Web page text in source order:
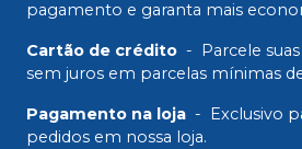
pagamento e garanta mais
Cartão de crédito - Parcele
sem juros em parcelas mínimas
Pagamento na loja - Exclusivo
pedidos em nossa loja.